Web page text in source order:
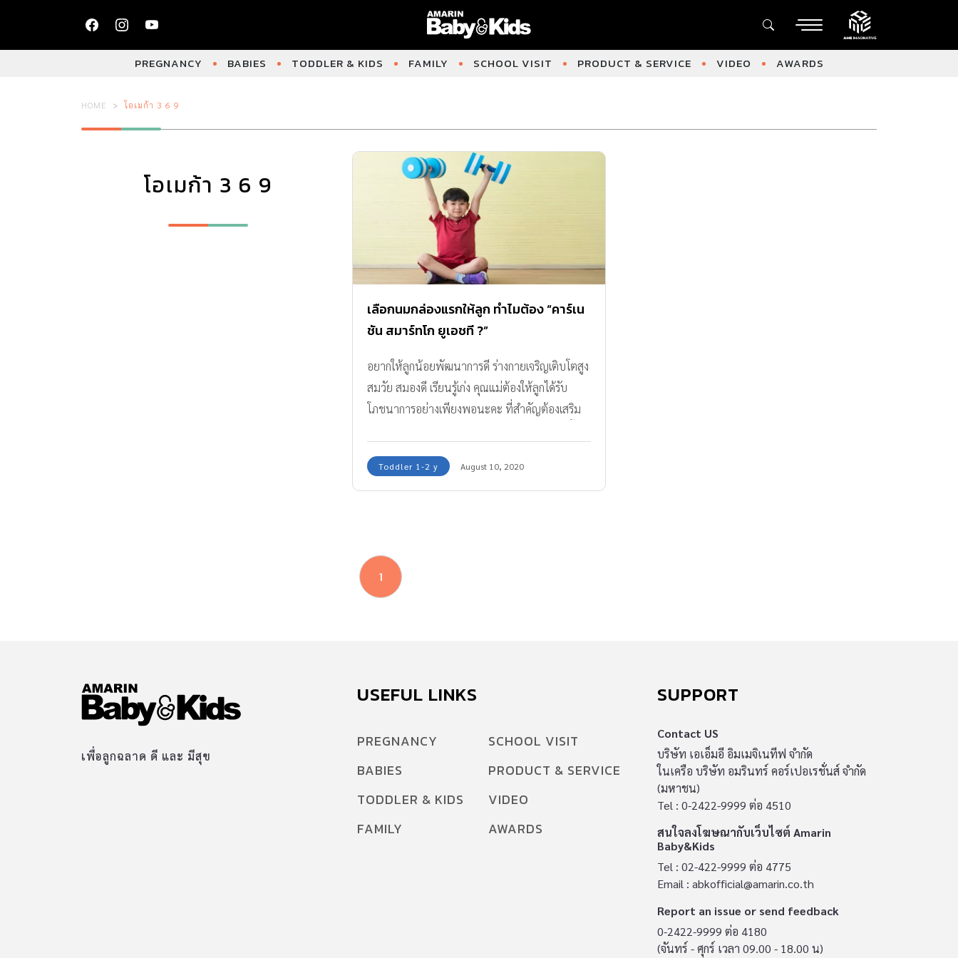
PREGNANCY BABIES TODDLER & KIDS FAMILY SCHOOL VISIT PRODUCT & SERVICE VIDEO AWARDS
HOME โอเมก้า 3 6 9
โอเมก้า 3 6 9
เลือกนมกล่องแรกให้ลูก ทำไมต้อง “คาร์เน
ชัน สมาร์ทโก ยูเอชที ?”
อยากให้ลูกน้อยพัฒนาการดี ร่างกายเจริญเติบโตสูง
สมวัย สมองดี เรียนรู้เก่ง คุณแม่ต้องให้ลูกได้รับ
โภชนาการอย่างเพียงพอนะคะ ที่สำคัญต้องเสริม
คุณแม่ควรต้องเสริมนมให้ลูกดื่มอย่างน้อยวันละ 2
ครั้งต่อวัน นอกเหนือจากอาหารมื้อหลัก 3 มื้อค่ะ
Toddler 1-2 y August 10, 2020
1
เพื่อลูกฉลาด ดี และ มีสุข
USEFUL LINKS
PREGNANCY
BABIES
TODDLER & KIDS
FAMILY
SCHOOL VISIT
PRODUCT & SERVICE
VIDEO
AWARDS
SUPPORT
Contact US
บริษัท เอเอ็มอี อิมเมจิเนทีฟ จำกัด
ในเครือ บริษัท อมรินทร์ คอร์เปอเรชั่นส์ จำกัด
(มหาชน)
Tel : 0-2422-9999 ต่อ 4510
สนใจลงโฆษณากับเว็บไซต์ Amarin
Baby&Kids
Tel : 02-422-9999 ต่อ 4775
Email : abkofficial@amarin.co.th
Report an issue or send feedback
0-2422-9999 ต่อ 4180
(จันทร์ - ศุกร์ เวลา 09.00 - 18.00 น)